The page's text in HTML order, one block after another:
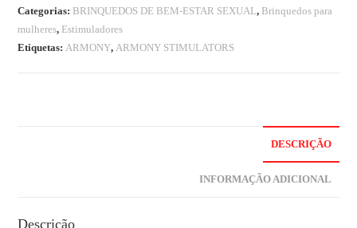
Categorias: BRINQUEDOS DE BEM-ESTAR SEXUAL, Brinquedos para
mulheres, Estimuladores
Etiquetas: ARMONY, ARMONY STIMULATORS
DESCRIÇÃO
INFORMAÇÃO ADICIONAL
Descrição